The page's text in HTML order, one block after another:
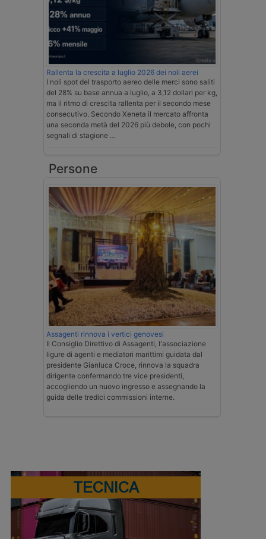
Rallenta la crescita a luglio 2026 dei noli aerei
I noli spot del trasporto aereo delle merci sono saliti
del 28% su base annua a luglio, a 3,12 dollari per kg,
ma il ritmo di crescita rallenta per il secondo mese
consecutivo. Secondo Xeneta il mercato affronta
una seconda metà del 2026 più debole, con pochi
segnali di stagione …
Persone
Assagenti rinnova i vertici genovesi
Il Consiglio Direttivo di Assagenti, l'associazione
ligure di agenti e mediatori marittimi guidata dal
presidente Gianluca Croce, rinnova la squadra
dirigente confermando tre vice presidenti,
accogliendo un nuovo ingresso e assegnando la
guida delle tredici commissioni interne.
TECNICA